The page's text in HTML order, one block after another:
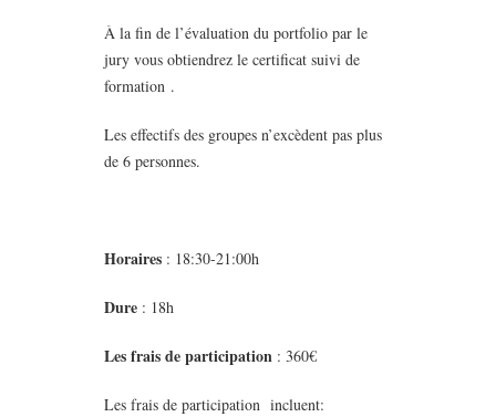
À la fin de l’évaluation du portfolio par le
jury vous obtiendrez le certificat suivi de
formation .
Les effectifs des groupes n’excèdent pas plus
de 6 personnes.
Horaires : 18:30-21:00h
Dure : 18h
Les frais de participation : 360€
Les frais de participation incluent: